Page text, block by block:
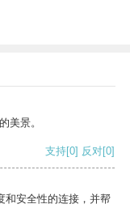
美景。
支持[0] 反对[0]
和安全性的连接，并帮